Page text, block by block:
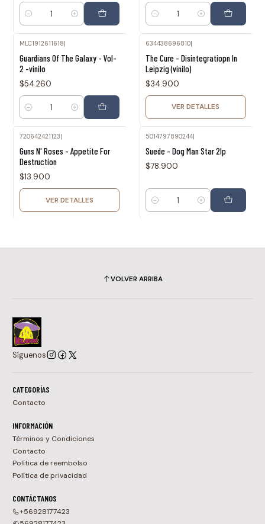
Cantidad Cantidad
MLC1912611618|
Guardians Of The Galaxy - Vol-
2 -vinilo
$54.260
Cantidad
634438696810|
The Cure - Disintegratiopn In
Leipzig (vinilo)
$34.900
VER DETALLES
720642421123
Guns N' Roses - Appetite For
Destruction
$13.900
VER DETALLES
5014797890244
Suede - Dog Man Star 2lp
$78.900
Cantidad
VOLVER ARRIBA
Síguenos
CATEGORÍAS
Contacto
INFORMACIÓN
Términos y Condiciones
Contacto
Política de reembolso
Política de privacidad
CONTÁCTANOS
+56928177423